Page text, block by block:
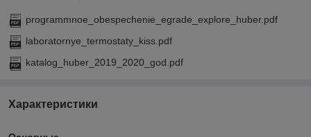
programmnoe_obespechenie_egrade_explore_huber.pdf
laboratornye_termostaty_kiss.pdf
katalog_huber_2019_2020_god.pdf
Характеристики